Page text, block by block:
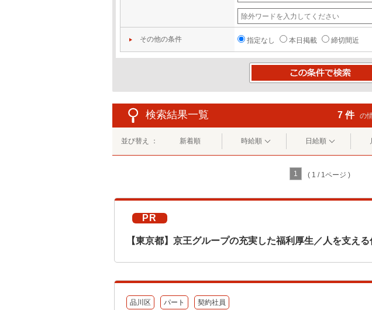
その他の条件 指定なし 本日掲載 締切間近
検索結果一覧 7 件 の
並び替え ： 新着順 時給順 日給順
1 ( 1 / 1ページ )
PR
【東京都】京王グループの充実した福利厚生／人を支え
品川区 パート 契約社員